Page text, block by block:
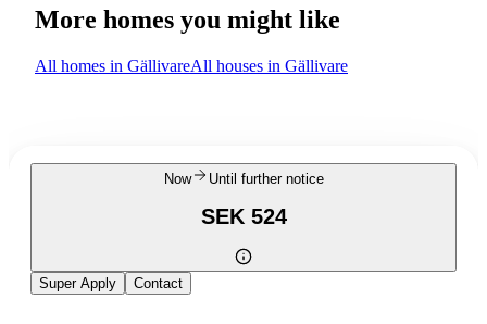
More homes you might like
All homes in GällivareAll houses in Gällivare
Now Until further notice
SEK 524
Super Apply Contact